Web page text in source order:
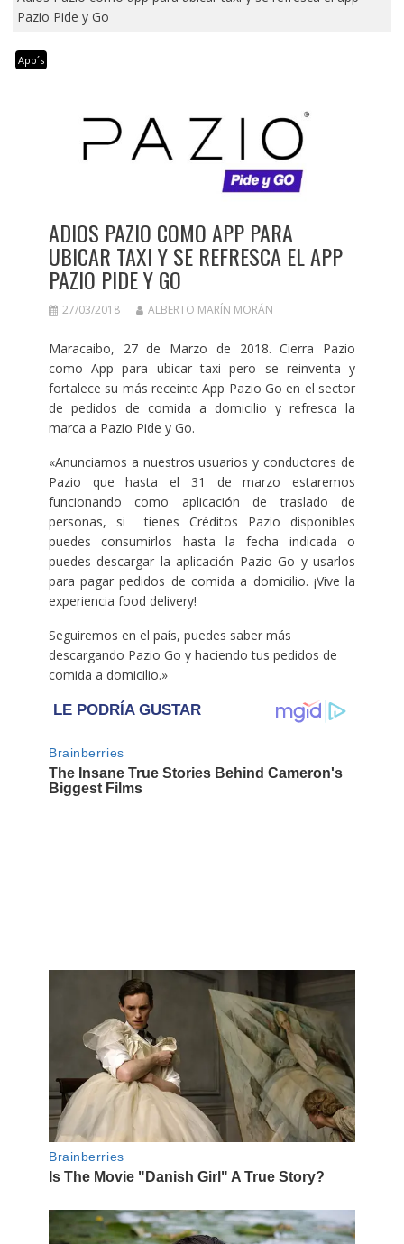
Pazio Pide y Go
App´s
ADIOS PAZIO COMO APP PARA
UBICAR TAXI Y SE REFRESCA EL APP
PAZIO PIDE Y GO
27/03/2018 ALBERTO MARÍN MORÁN
Maracaibo, 27 de Marzo de 2018. Cierra Pazio
como App para ubicar taxi pero se reinventa y
fortalece su más receinte App Pazio Go en el sector
de pedidos de comida a domicilio y refresca la
marca a Pazio Pide y Go.
«Anunciamos a nuestros usuarios y conductores de
Pazio que hasta el 31 de marzo estaremos
funcionando como aplicación de traslado de
personas, si tienes Créditos Pazio disponibles
puedes consumirlos hasta la fecha indicada o
puedes descargar la aplicación Pazio Go y usarlos
para pagar pedidos de comida a domicilio. ¡Vive la
experiencia food delivery!
Seguiremos en el país, puedes saber más
descargando Pazio Go y haciendo tus pedidos de
comida a domicilio.»